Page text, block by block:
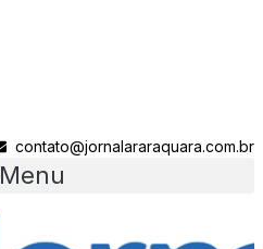
contato@jornalararaquara.com.br
Menu